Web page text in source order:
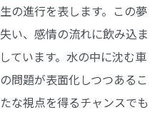
の進行を表します。この夢
い、感情の流れに飲み込ま
ています。水の中に沈む車
問題が表面化しつつあるこ
な視点を得るチャンスでも